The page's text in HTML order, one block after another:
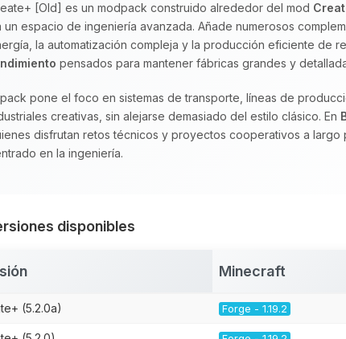
[Old] es un modpack construido alrededor del mod
un espacio de ingeniería avanzada. Añade numerosos
la automatización compleja y la producción eficiente de
pensados para mantener fábricas grandes y
pone el foco en sistemas de transporte, líneas de
creativas, sin alejarse demasiado del estilo clásico. En
disfrutan retos técnicos y proyectos cooperativos a largo
en la ingeniería.
disponibles
Minecraft
(5.2.0a) Forge - 1.19.2